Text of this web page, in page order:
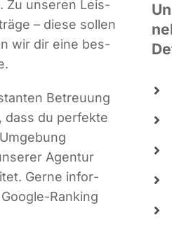
Zu unse­ren Leis­
– die­se sol­len
wir dir eine bes­
Betreu­ung
dass du per­fek­te
Agen­tur
Ger­ne infor­
Ran­king